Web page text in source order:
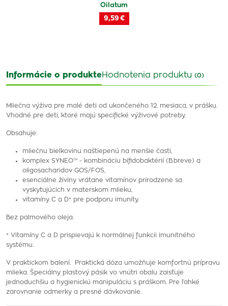
Oilatum
9,59 €
Informácie o produkteHodnotenia produktu (0)
Mliečna výživa pre malé deti od ukončeného 12. mesiaca, v prášku.
Vhodné pre deti, ktoré majú specifické výživové potreby.
Obsahuje:
mliečnu bielkovinu naštiepenú na menšie časti,
komplex SYNEO™ - kombináciu bifidobaktérií (B.breve) a
oligosacharidov GOS/FOS,
esenciálne živiny vrátane vitamínov prirodzene sa
vyskytujúcich v materskom mlieku,
vitamíny C a D* pre podporu imunity.
Bez palmového oleja.
* Vitamíny C a D prispievajú k normálnej funkcii imunitného
systému.
V praktickom balení. Praktická dóza umožňuje komfortnú prípravu
mlieka. Špeciálny plastový pásik vo vnútri obalu zaisťuje
jednoduchšiu a hygienickú manipuláciu s práškom. Pre ľahké
zarovnanie odmerky a presné dávkovanie.